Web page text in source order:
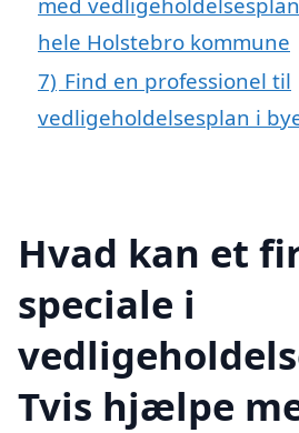
hele Holstebro kommune
7) Find en professionel til
vedligeholdelsesplan i
Hvad kan et
speciale i
Tvis hjælpe